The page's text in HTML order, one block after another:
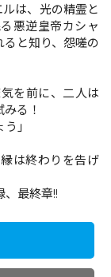
は、光の精霊と
悪逆皇帝カシャ
と知り、怨嗟の
を前に、二人は
る！
」
は終わりを告げ
最終章!!